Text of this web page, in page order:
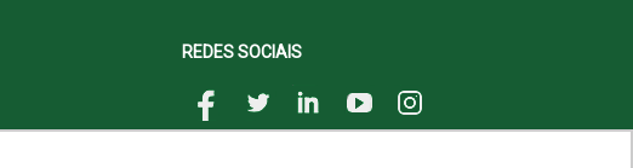
REDES SOCIAIS